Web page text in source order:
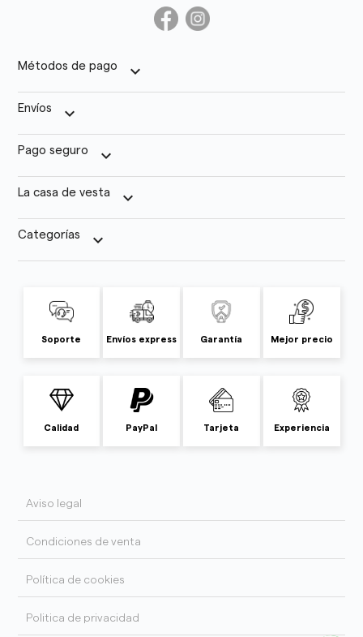
Métodos de pago keyboard_arrow_down
Envíos keyboard_arrow_down
Pago seguro keyboard_arrow_down
La casa de vesta keyboard_arrow_down
Categorías keyboard_arrow_down
Soporte Envíos express Garantía Mejor precio
Calidad PayPal Tarjeta Experiencia
Aviso legal
Condiciones de venta
Política de cookies
Politica de privacidad